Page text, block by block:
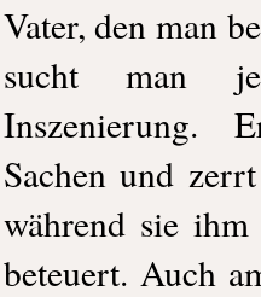
Vater, den man
sucht man
Inszenierung.
Sachen und
während sie
beteuert. Auch